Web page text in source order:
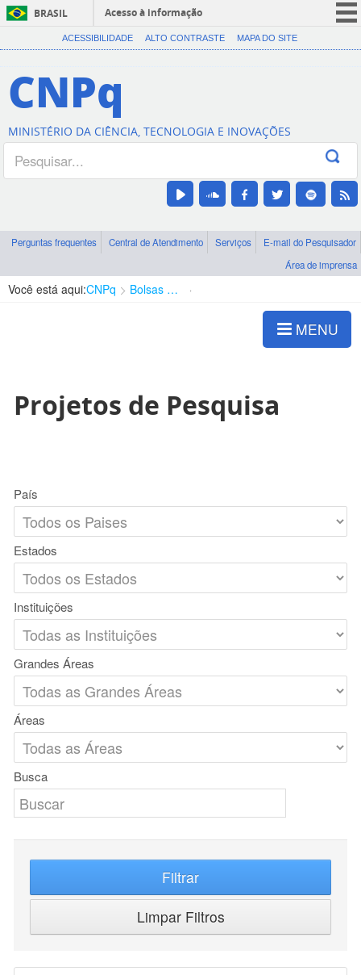
BRASIL
Acesso à informação
CORONAVÍRUS (COVID-19)
Canais
ACESSIBILIDADE ALTO CONTRASTE MAPA DO SITE
CNPq
MINISTÉRIO DA CIÊNCIA, TECNOLOGIA E INOVAÇÕES
Perguntas frequentes Central de Atendimento Serviços
E-mail do Pesquisador
Área de imprensa
Você está aqui:CNPq Bolsas e Auxílios Vigentes
MENU
Projetos de Pesquisa
País
Estados
Instituições
Grandes Áreas
Áreas
Busca
Filtrar
Limpar Filtros